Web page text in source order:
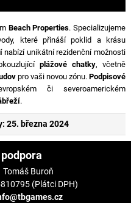
Beach Properties. Specializujeme
které přináší poklid a krásu
nabízí unikátní rezidenční možnosti
plážové chatky, včetně
pro vaši novou zónu.Podpisové
či severoamerickém
.
25. března 2024
Tomáš Buroň
(Plátci DPH)